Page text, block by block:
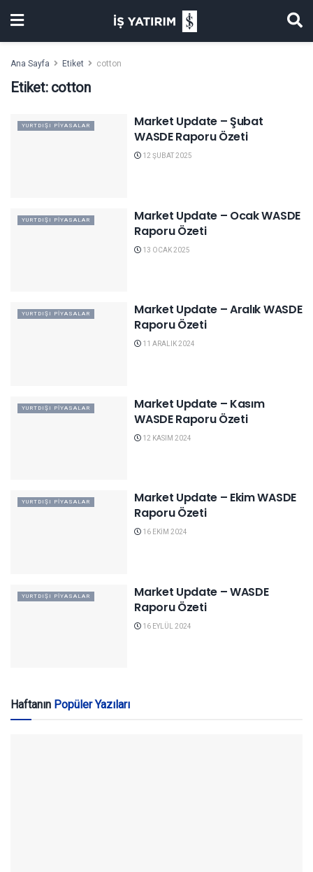
Ana Sayfa Etiket cotton
Etiket: cotton
YURTDIŞI PIYASALAR
Market Update – Şubat
WASDE Raporu Özeti
12 ŞUBAT 2025
YURTDIŞI PIYASALAR
Market Update – Ocak WASDE
Raporu Özeti
13 OCAK 2025
YURTDIŞI PIYASALAR
Market Update – Aralık WASDE
Raporu Özeti
11 ARALIK 2024
YURTDIŞI PIYASALAR
Market Update – Kasım
WASDE Raporu Özeti
12 KASIM 2024
YURTDIŞI PIYASALAR
Market Update – Ekim WASDE
Raporu Özeti
16 EKIM 2024
YURTDIŞI PIYASALAR
Market Update – WASDE
Raporu Özeti
16 EYLÜL 2024
Haftanın Popüler Yazıları